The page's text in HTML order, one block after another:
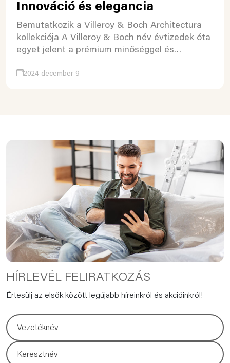
Innováció és elegancia
Bemutatkozik a Villeroy & Boch Architectura
kollekciója A Villeroy & Boch név évtizedek óta
egyet jelent a prémium minőséggel és…
2024 december 9
HÍRLEVÉL FELIRATKOZÁS
Értesülj az elsők között legújabb híreinkról és akcióinkról!